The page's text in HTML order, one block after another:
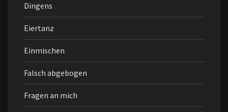
Dingens
Eiertanz
Einmischen
Falsch abgebogen
Fragen an mich